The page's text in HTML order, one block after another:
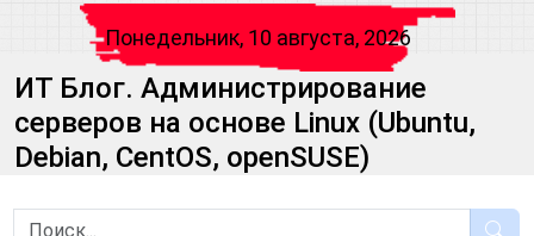
Понедельник, 10 августа, 2026
ИТ Блог. Администрирование
серверов на основе Linux (Ubuntu,
Debian, CentOS, openSUSE)